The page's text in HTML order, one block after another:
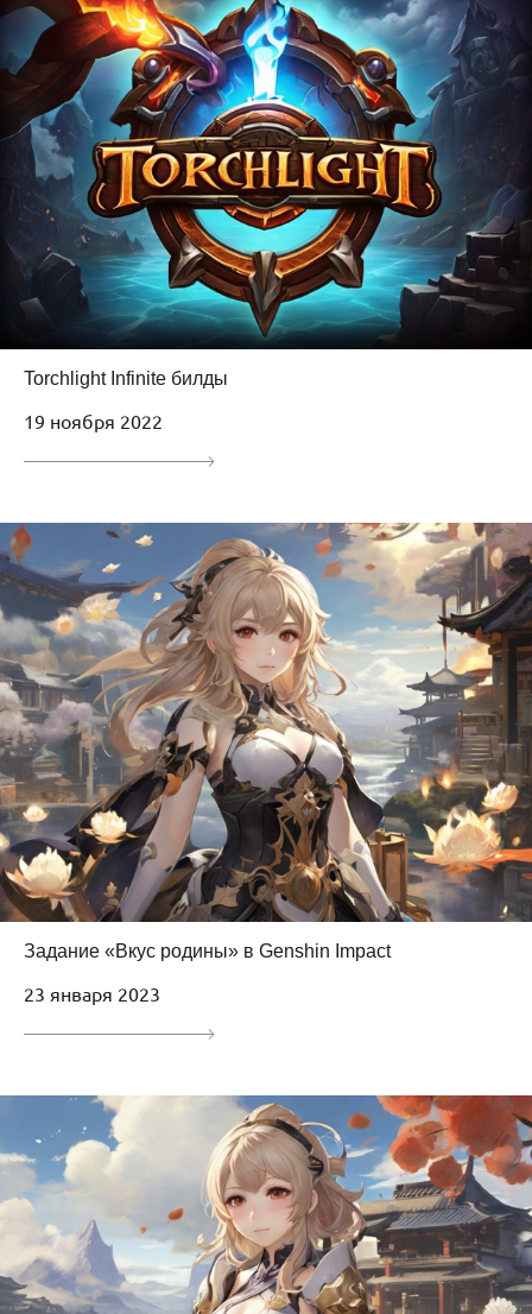
Torchlight Infinite билды
19 ноября 2022
Задание «Вкус родины» в Genshin Impact
23 января 2023